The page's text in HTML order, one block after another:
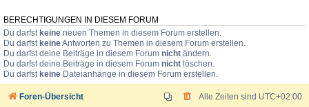
BERECHTIGUNGEN IN DIESEM FORUM
Du darfst keine neuen Themen in diesem Forum erstellen.
Du darfst keineAntworten zu Themen in diesem Forum erstellen.
Du darfst deine Beiträge in diesem Forum nicht ändern.
Du darfst deine Beiträge in diesem Forum nicht löschen.
Du darfst keine Dateianhänge in diesem Forum erstellen.
Foren-Übersicht Alle Zeiten sind UTC+02:00